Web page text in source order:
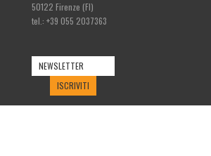
50122 Firenze (FI)
tel.: +39 055 2037363
NEWSLETTER
ISCRIVITI